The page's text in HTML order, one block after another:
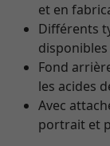
et en
Différents
disponibles
Fond
les acides
Avec
portrait et